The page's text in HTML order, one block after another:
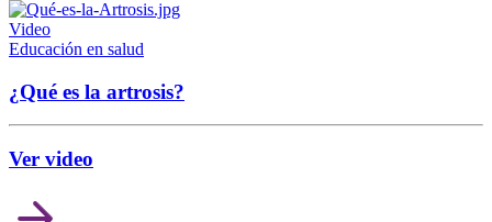
Video
Educación en salud
¿Qué es la artrosis?
Ver video